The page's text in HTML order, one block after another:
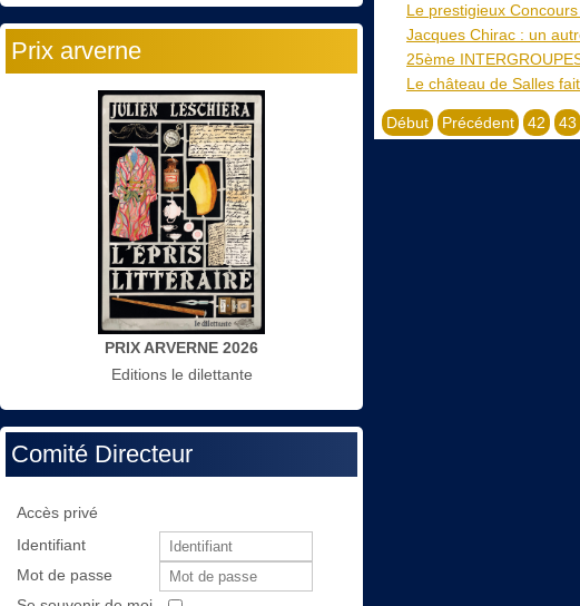
Prix arverne
PRIX ARVERNE 2026
Editions le dilettante
Comité Directeur
Accès privé
Identifiant
Mot de passe
Le prestigieux
Jacques Chirac : un
25ème
Le château de Salles
Début Précédent 42 43